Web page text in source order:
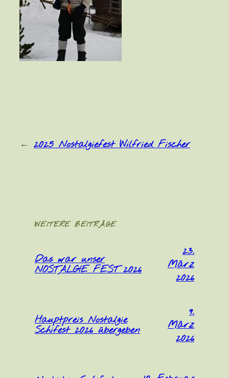
← 2025 Nostalgiefest Wilfried Fischer
WEITERE BEITRÄGE
Das war unser
NOSTALGIE FEST 2026
23.
März
2026
Hauptpreis Nostalgie
Schifest 2026 übergeben
9.
März
2026